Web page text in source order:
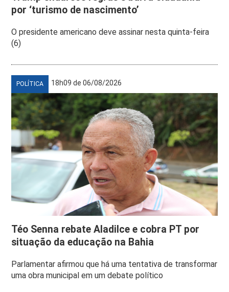
por ‘turismo de nascimento’
O presidente americano deve assinar nesta quinta-feira
(6)
POLÍTICA 18h09 de 06/08/2026
Téo Senna rebate Aladilce e cobra PT por
situação da educação na Bahia
Parlamentar afirmou que há uma tentativa de transformar
uma obra municipal em um debate político